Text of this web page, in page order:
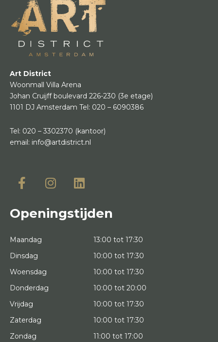
Art District
Woonmall Villa Arena
Johan Cruijff boulevard 226-230 (3e etage)
1101 DJ Amsterdam Tel: 020 – 6090386
Tel: 020 – 3302370 (kantoor)
email: info@artdistrict.nl
Openingstijden
Maandag
13:00 tot 17:30
Dinsdag
10:00 tot 17:30
Woensdag
10:00 tot 17:30
Donderdag
10:00 tot 20:00
Vrijdag
10:00 tot 17:30
Zaterdag
10:00 tot 17:30
Zondag
11:00 tot 17:00